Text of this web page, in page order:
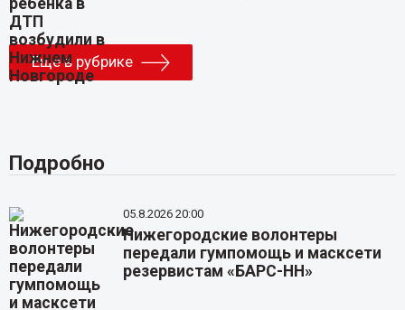
Еще в рубрике
Подробно
05.8.2026 20:00
Нижегородские волонтеры
передали гумпомощь и масксети
резервистам «БАРС-НН»